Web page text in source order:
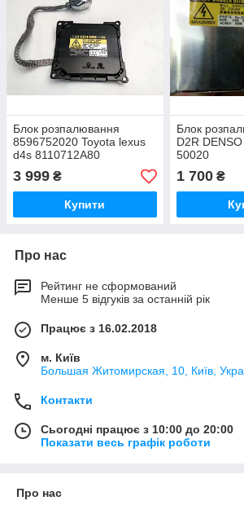
Блок розпалювання
8596752020 Toyota lexus
d4s 8110712A80
8110752680 8110747240
8110830B90 8110747150
85967-52021
3 999 ₴
Купити
Блок
D2R
50020
1 700₴
Про нас
Рейтинг не сформований
Менше 5 відгуків за останній рік
Працює з 16.02.2018
м. Київ
Большая Житомирская, 10, Київ,
Контакти
Сьогодні працює з 10:00 до 20:00
Показати весь графік роботи
Про нас